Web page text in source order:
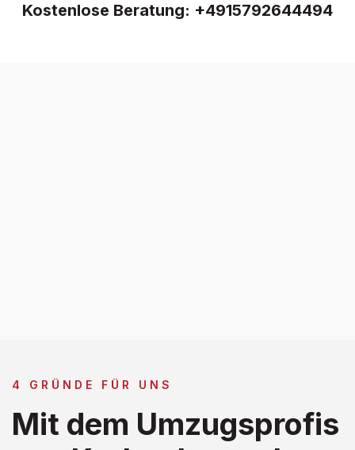
Kostenlose Beratung: +4915792644494
4 GRÜNDE FÜR UNS
Mit dem Umzugsprofis